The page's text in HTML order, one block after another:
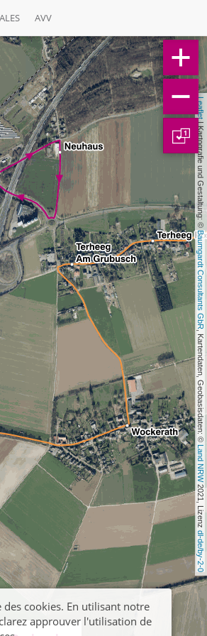
AVV
Leaflet
| Kartografie und Gestaltung: ©
Baumgardt Consultants GbR
, Kartendaten, Geobasisdaten: ©
Land NRW
2021, Lizenz
dl-de/by-2-0
1
cookies. En utilisant notre
approuver l'utilisation de